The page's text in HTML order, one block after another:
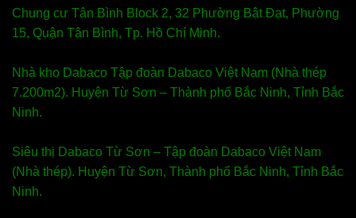
Chung cư Tân Bình Block 2, 32 Phường Bật Đạt, Phường
15, Quận Tân Bình, Tp. Hồ Chí Minh.
Nhà kho Dabaco Tập đoàn Dabaco Việt Nam (Nhà thép
7.200m2). Huyện Từ Sơn – Thành phố Bắc Ninh, Tỉnh Bắc
Ninh.
Siêu thị Dabaco Từ Sơn – Tập đoàn Dabaco Việt Nam
(Nhà thép). Huyện Từ Sơn, Thành phố Bắc Ninh, Tỉnh Bắc
Ninh.